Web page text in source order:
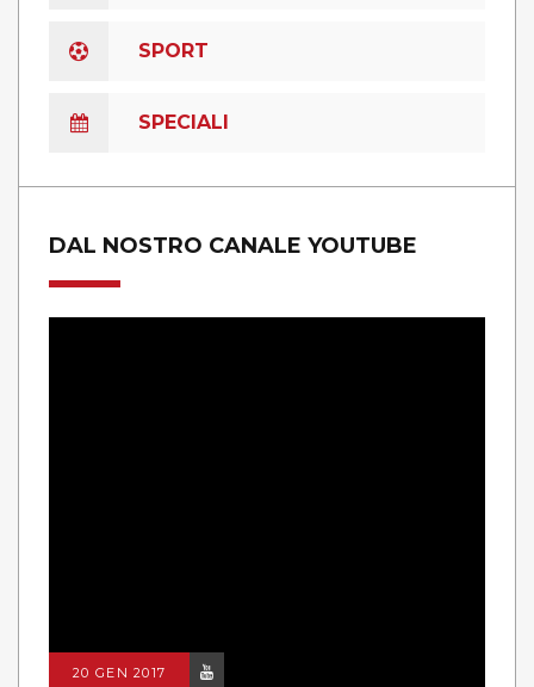
SPORT
SPECIALI
DAL NOSTRO CANALE YOUTUBE
20 GEN 2017